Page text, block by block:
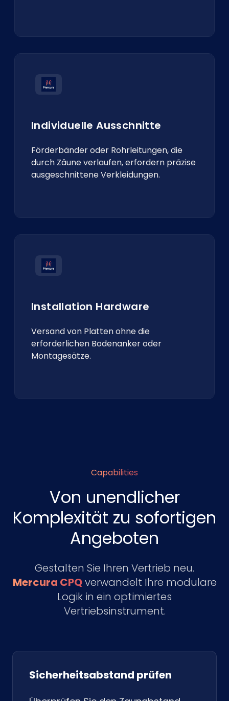
Individuelle Ausschnitte
Förderbänder oder Rohrleitungen, die
durch Zäune verlaufen, erfordern präzise
ausgeschnittene Verkleidungen.
Installation Hardware
Versand von Platten ohne die
erforderlichen Bodenanker oder
Montagesätze.
Capabilities
Von unendlicher
Komplexität zu sofortigen
Angeboten
Gestalten Sie Ihren Vertrieb neu.
Mercura CPQverwandelt Ihre modulare
Logik in ein optimiertes
Vertriebsinstrument.
Sicherheitsabstand prüfen